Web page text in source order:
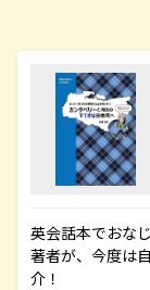
英会話本でおな
著者が、今度は
介！